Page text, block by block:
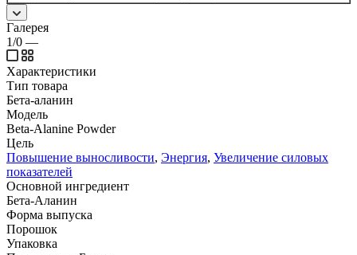
Галерея
1/0 —
Характеристики
Тип товара
Бета-аланин
Модель
Beta-Alanine Powder
Цель
Повышение выносливости, Энергия, Увеличение силовых
показателей
Основной ингредиент
Бета-Аланин
Форма выпуска
Порошок
Упаковка